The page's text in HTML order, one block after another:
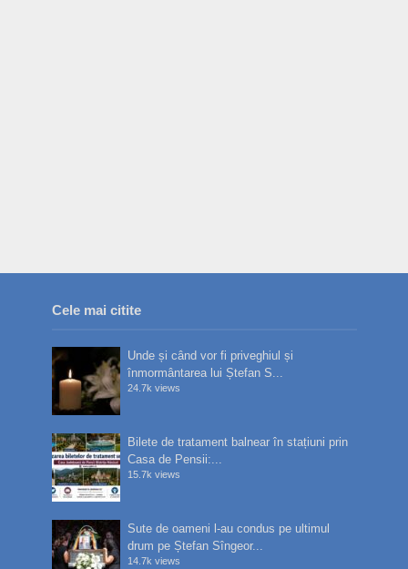
Cele mai citite
Unde și când vor fi priveghiul și
înmormântarea lui Ștefan S...
24.7k views
Bilete de tratament balnear în stațiuni prin
Casa de Pensii:...
15.7k views
Sute de oameni l-au condus pe ultimul
drum pe Ștefan Sîngeor...
14.7k views